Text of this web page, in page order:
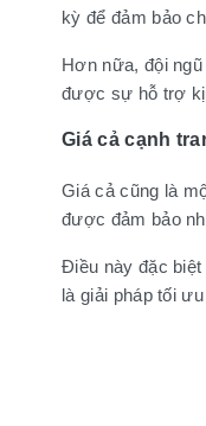
kỳ để đảm bảo
Hơn nữa, đội
được sự hỗ trợ
Giá cả cạnh
Giá cả cũng là
được đảm bảo
Điều này đặc
là giải pháp tối